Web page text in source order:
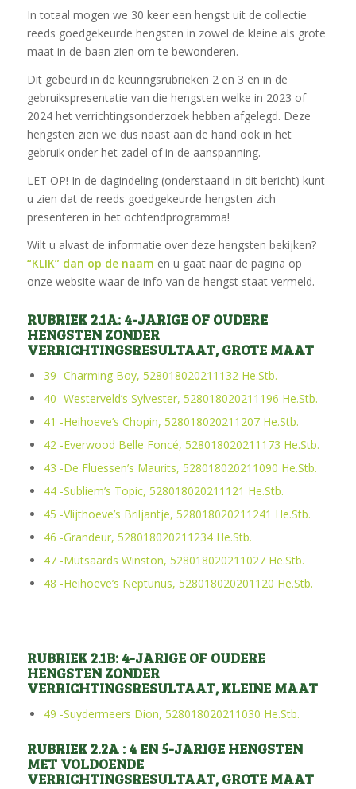
In totaal mogen we 30 keer een hengst uit de collectie
reeds goedgekeurde hengsten in zowel de kleine als grote
maat in de baan zien om te bewonderen.
Dit gebeurd in de keuringsrubrieken 2 en 3 en in de
gebruikspresentatie van die hengsten welke in 2023 of
2024 het verrichtingsonderzoek hebben afgelegd. Deze
hengsten zien we dus naast aan de hand ook in het
gebruik onder het zadel of in de aanspanning.
LET OP! In de dagindeling (onderstaand in dit bericht) kunt
u zien dat de reeds goedgekeurde hengsten zich
presenteren in het ochtendprogramma!
Wilt u alvast de informatie over deze hengsten bekijken?
“KLIK” dan op de naam en u gaat naar de pagina op
onze website waar de info van de hengst staat vermeld.
RUBRIEK 2.1A: 4-JARIGE OF OUDERE
HENGSTEN ZONDER
VERRICHTINGSRESULTAAT, GROTE MAAT
39 -Charming Boy, 528018020211132 He.Stb.
40 -Westerveld’s Sylvester, 528018020211196 He.Stb.
41 -Heihoeve’s Chopin, 528018020211207 He.Stb.
42 -Everwood Belle Foncé, 528018020211173 He.Stb.
43 -De Fluessen’s Maurits, 528018020211090 He.Stb.
44 -Subliem’s Topic, 528018020211121 He.Stb.
45 -Vlijthoeve’s Briljantje, 528018020211241 He.Stb.
46 -Grandeur, 528018020211234 He.Stb.
47 -Mutsaards Winston, 528018020211027 He.Stb.
48 -Heihoeve’s Neptunus, 528018020201120 He.Stb.
RUBRIEK 2.1B: 4-JARIGE OF OUDERE
HENGSTEN ZONDER
VERRICHTINGSRESULTAAT, KLEINE MAAT
49 -Suydermeers Dion, 528018020211030 He.Stb.
RUBRIEK 2.2A : 4 EN 5-JARIGE HENGSTEN
MET VOLDOENDE
VERRICHTINGSRESULTAAT, GROTE MAAT